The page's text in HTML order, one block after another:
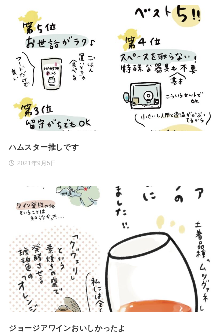
ハムスター推しです
2021年9月5日
ジョージアワインおいしかったよ